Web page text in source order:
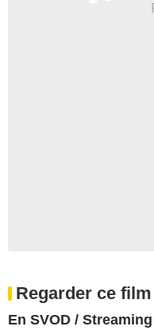
Regarder ce film
En SVOD /